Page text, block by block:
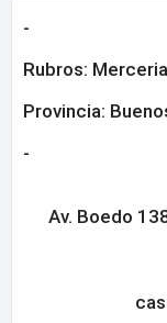
-
Rubros: Merceria
Provincia:
-
Av. Boedo